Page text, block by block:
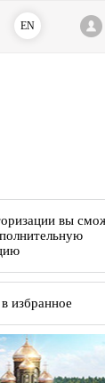
EN
вы
избранное